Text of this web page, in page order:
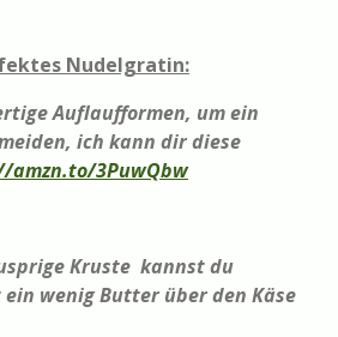
Nudelgratin:
Auflaufformen, um ein
ich kann dir diese
3PuwQbw
Kruste kannst du
wenig Butter über den Käse